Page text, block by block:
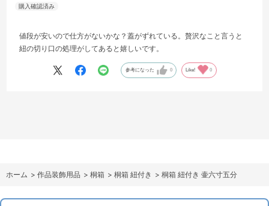
値段が安いので仕方がないかな？蓋がずれている。贅沢なこと言うと
紐の切り口の処理がしてあると嬉しいです。
参考になった 0 Like! 0
ホーム > 作品装飾用品 > 桐箱 > 桐箱 紐付き > 桐箱 紐付き 壷六寸五分